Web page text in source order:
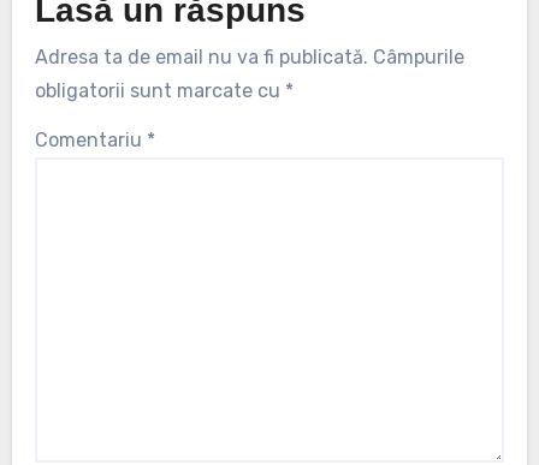
Lasă un răspuns
Adresa ta de email nu va fi publicată. Câmpurile
obligatorii sunt marcate cu *
Comentariu *